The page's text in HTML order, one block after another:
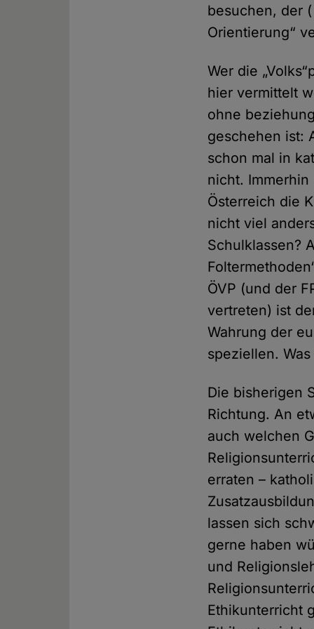
besuchen, der
Orientierung“
Wer die
hier vermittelt
ohne
geschehen ist:
schon mal in
nicht.
Österreich die
nicht viel
Schulklassen?
ÖVP (und der
vertreten) ist
Wahrung der
speziellen.
Die bisherigen
Richtung. An
auch welchen
erraten –
lassen sich
gerne haben
und
Ethikunterricht